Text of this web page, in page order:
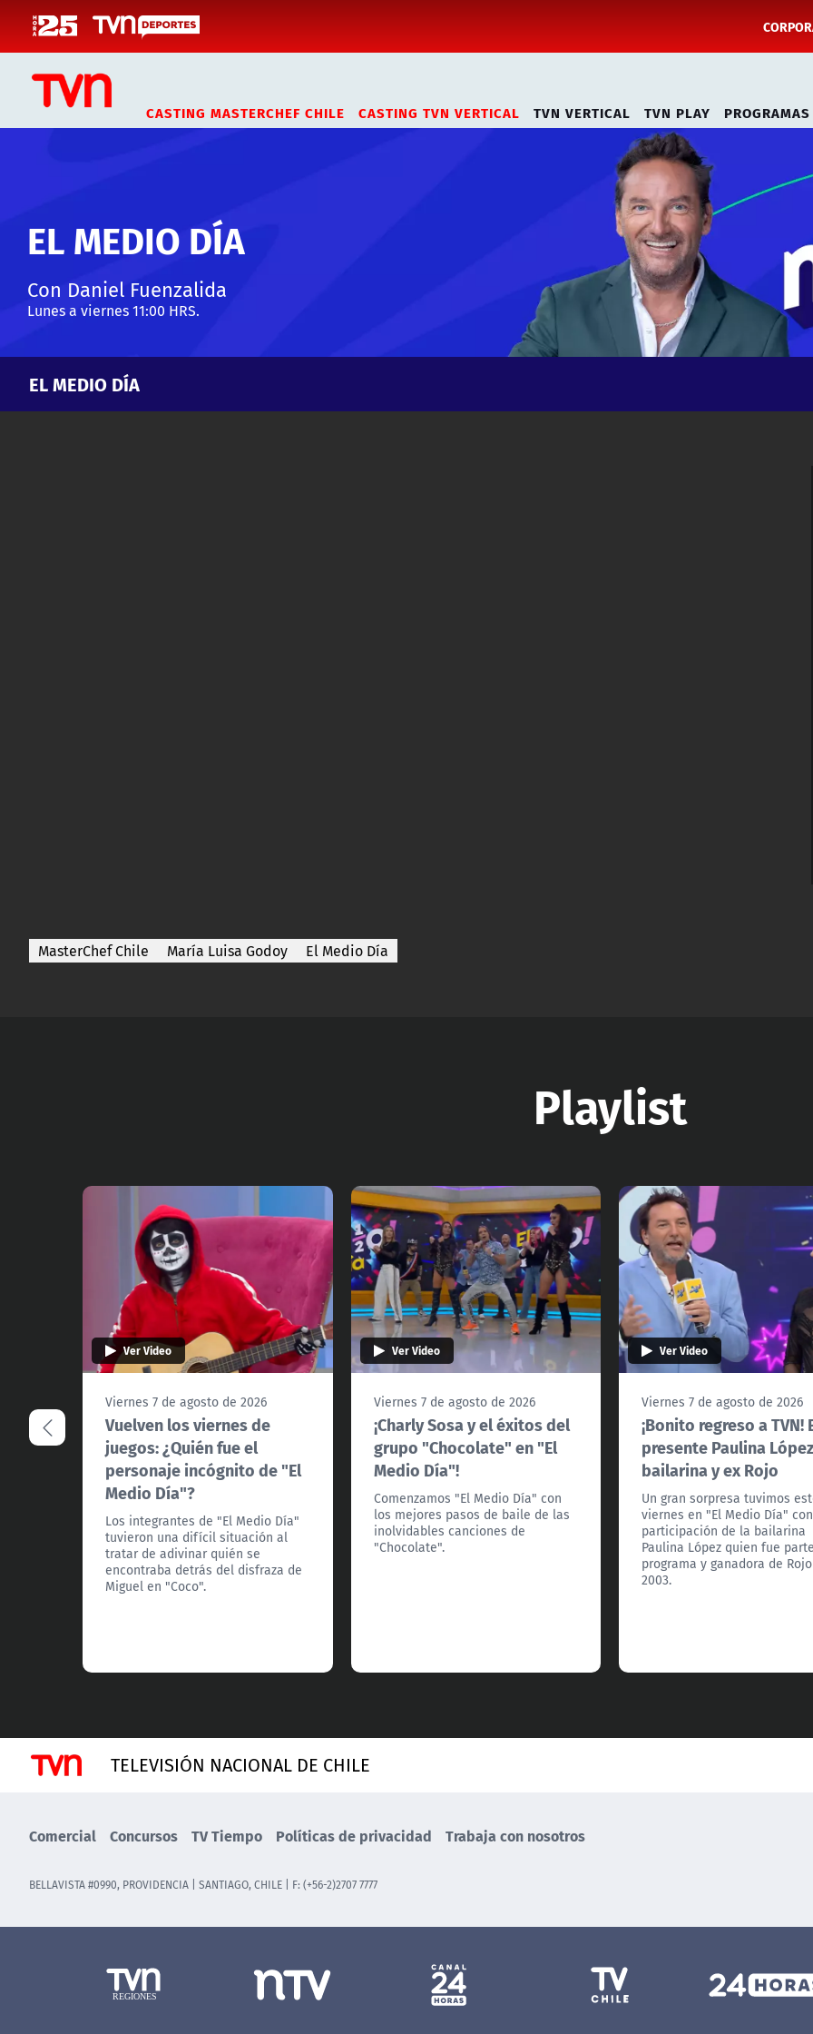
CASTING MASTERCHEF CHILE CASTING TVN VERTICAL TVN VERTICAL TVN PLAY PROGRAMAS
EL MEDIO DÍA
Con Daniel Fuenzalida
Lunes a viernes 11:00 HRS.
EL MEDIO DÍA
MasterChef Chile María Luisa Godoy El Medio Día
Playlist
Ver Video
Viernes 7 de agosto de 2026
Vuelven los viernes de
juegos: ¿Quién fue el
personaje incógnito de "El
Medio Día"?
Los integrantes de "El Medio Día"
tuvieron una difícil situación al
tratar de adivinar quién se
encontraba detrás del disfraza de
Miguel en "Coco".
Ver Video
Viernes 7 de agosto de 2026
¡Charly Sosa y el éxitos del
grupo "Chocolate" en "El
Medio Día"!
Comenzamos "El Medio Día" con
los mejores pasos de baile de las
inolvidables canciones de
"Chocolate".
Ver Video
Viernes 7 de agosto de 2026
¡Bonito regreso a TVN!
presente Paulina
bailarina y ex Rojo
Un gran sorpresa tuvimos
viernes en "El Medio Día"
participación de la bailarina
Paulina López quien fue
programa y ganadora de
2003.
TELEVISIÓN NACIONAL DE CHILE
Comercial Concursos TV Tiempo Políticas de privacidad Trabaja con nosotros
BELLAVISTA #0990, PROVIDENCIA | SANTIAGO, CHILE | F: (+56-2)2707 7777